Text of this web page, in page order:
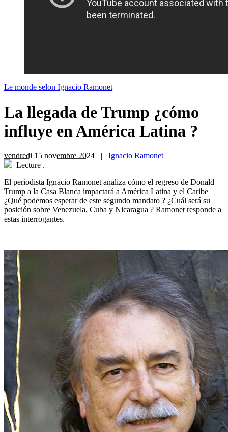
Le monde selon Ignacio Ramonet
La llegada de Trump ¿cómo
influye en América Latina ?
vendredi 15 novembre 2024 | Ignacio Ramonet
Lecture .
El periodista Ignacio Ramonet analiza cómo el regreso de Donald
Trump a la Casa Blanca impactará a América Latina y el Caribe
¿Qué podemos esperar de este segundo mandato ? ¿Cuál será su
posición sobre Venezuela, Cuba y Nicaragua ? Ramonet responde a
estas interrogantes.